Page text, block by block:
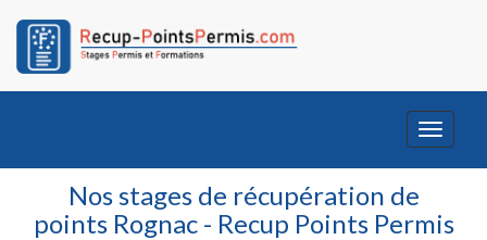
Toggle
Nos stages de récupération de
points Rognac - Recup Points Permis